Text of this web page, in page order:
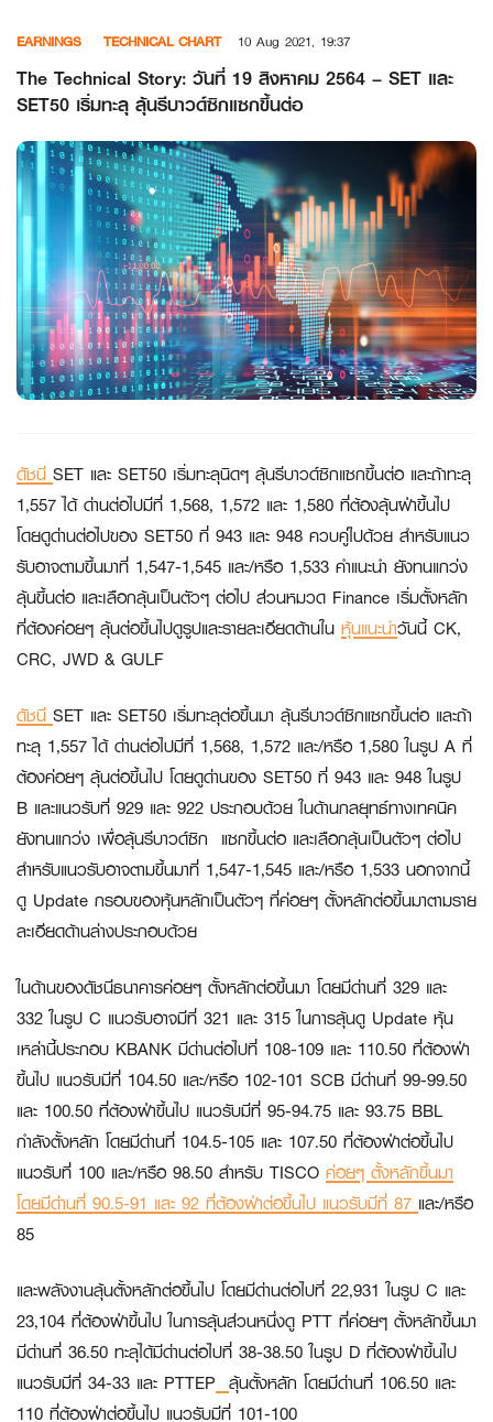
content
EARNINGS TECHNICAL CHART 10 Aug 2021, 19:37
The Technical Story: วันที่ 19 สิงหาคม 2564 – SET และ
SET50 เริ่มทะลุ ลุ้นรีบาวด์ซิกแซกขึ้นต่อ
ดัชนี SET และ SET50 เริ่มทะลุนิดๆ ลุ้นรีบาวด์ซิกแซกขึ้นต่อ และถ้าทะลุ
1,557 ได้ ด่านต่อไปมีที่ 1,568, 1,572 และ 1,580 ที่ต้องลุ้นฝ่าขึ้นไป
โดยดูด่านต่อไปของ SET50 ที่ 943 และ 948 ควบคู่ไปด้วย สำหรับแนว
รับอาจตามขึ้นมาที่ 1,547-1,545 และ/หรือ 1,533 คำแนะนำ ยังทนแกว่ง
ลุ้นขึ้นต่อ และเลือกลุ้นเป็นตัวๆ ต่อไป ส่วนหมวด Finance เริ่มตั้งหลัก
ที่ต้องค่อยๆ ลุ้นต่อขึ้นไปดูรูปและรายละเอียดด้านใน หุ้นแนะนำวันนี้CK,
CRC, JWD & GULF
ดัชนี SET และ SET50 เริ่มทะลุต่อขึ้นมา ลุ้นรีบาวด์ซิกแซกขึ้นต่อ และถ้า
ทะลุ 1,557 ได้ ด่านต่อไปมีที่ 1,568, 1,572 และ/หรือ 1,580 ในรูป A ที่
ต้องค่อยๆ ลุ้นต่อขึ้นไป โดยดูด่านของ SET50 ที่ 943 และ 948 ในรูป
B และแนวรับที่ 929 และ 922 ประกอบด้วย ในด้านกลยุทธ์ทางเทคนิค
ยังทนแกว่ง เพื่อลุ้นรีบาวด์ซิก แซกขึ้นต่อ และเลือกลุ้นเป็นตัวๆ ต่อไป
สำหรับแนวรับอาจตามขึ้นมาที่ 1,547-1,545 และ/หรือ 1,533 นอกจากนี้
ดู Update กรอบของหุ้นหลักเป็นตัวๆ ที่ค่อยๆ ตั้งหลักต่อขึ้นมาตามราย
ละเอียดด้านล่างประกอบด้วย
ในด้านของดัชนีธนาคารค่อยๆ ตั้งหลักต่อขึ้นมา โดยมีด่านที่ 329 และ
332 ในรูป C แนวรับอาจมีที่ 321 และ 315 ในการลุ้นดู Update หุ้น
เหล่านี้ประกอบ KBANK มีด่านต่อไปที่ 108-109 และ 110.50 ที่ต้องฝ่า
ขึ้นไป แนวรับมีที่ 104.50 และ/หรือ 102-101 SCB มีด่านที่ 99-99.50
และ 100.50 ที่ต้องฝ่าขึ้นไป แนวรับมีที่ 95-94.75 และ 93.75 BBL
กำลังตั้งหลัก โดยมีด่านที่ 104.5-105 และ 107.50 ที่ต้องฝ่าต่อขึ้นไป
แนวรับที่ 100 และ/หรือ 98.50 สำหรับ TISCO ค่อยๆ ตั้งหลักขึ้นมา
โดยมีด่านที่ 90.5-91 และ 92 ที่ต้องฝ่าต่อขึ้นไป แนวรับมีที่ 87 และ/หรือ
85
และพลังงานลุ้นตั้งหลักต่อขึ้นไป โดยมีด่านต่อไปที่ 22,931 ในรูป C และ
23,104 ที่ต้องฝ่าขึ้นไป ในการลุ้นส่วนหนึ่งดู PTT ที่ค่อยๆ ตั้งหลักขึ้นมา
มีด่านที่ 36.50 ทะลุได้มีด่านต่อไปที่ 38-38.50 ในรูป D ที่ต้องฝ่าขึ้นไป
แนวรับมีที่ 34-33 และ PTTEP ลุ้นตั้งหลัก โดยมีด่านที่ 106.50 และ
110 ที่ต้องฝ่าต่อขึ้นไป แนวรับมีที่ 101-100